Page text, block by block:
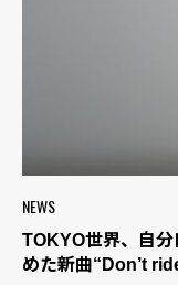
NEWS
TOKYO世界、自
めた新曲“Don’t